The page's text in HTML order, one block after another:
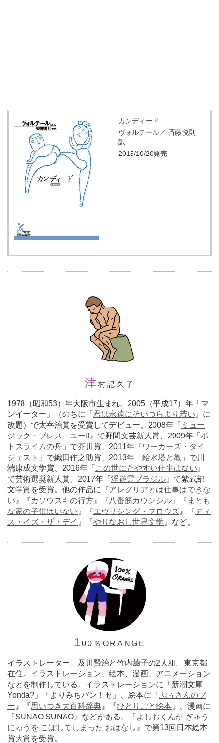
カンディード
ヴォルテール／ 斉藤悦則
訳
2015/10/20発売
津 村記久子
1978（昭和53）年大阪市生まれ。2005（平成17）年「マ
ンイーター」（のちに『君は永遠にそいつらより若い 』に
改題）で太宰治賞を受賞してデビュー。2008年『 ミュー
ジック・ブレス・ユー!! 』で野間文芸新人賞、2009年「 ポ
トスライムの舟 」で芥川賞、2011年『ワーカーズ・ダイ
ジェスト 』で織田作之助賞、2013年「 給水塔と亀 」で川
端康成文学賞、2016年『この世にたやすい仕事はない 』
で芸術選奨新人賞、2017年『浮遊霊ブラジル 』で紫式部
文学賞を受賞。他の作品に『アレグリアとは仕事はできな
い 』『カソウスキの行方 』『 八番筋カウンシル 』『 まとも
な家の子供はいない 』『エヴリシング・フロウズ 』『ディ
ス・イズ・ザ・デイ 』『やりなおし世界文学 』など。
1 00％ORANGE
イラストレーター。及川賢治と竹内繭子の2人組。東京都
在住。イラストレーション、絵本、漫画、アニメーション
などを制作している。イラストレーションに「新潮文庫
Yonda?」「よりみちパン！セ」、絵本に『ぶぅさんのブ
ー 』『思いつき大百科辞典 』『ひとりごと絵本 』、漫画に
『SUNAO SUNAO』などがある。『よしおくんが ぎゅう
にゅうを こぼしてしまった おはなし 』で第13回日本絵本
賞大賞を受賞。